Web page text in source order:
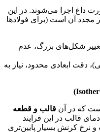
صورت داغ اجرا می‌شوند. در این
مجدد آن است (برای فولادها
شکل‌های بزرگ، عدم
دقت ابعادی محدود، نیاز به
که در آن قالب و قطعه
قالب در این فرایند
نرخ کرنش بسیار پایین‌تری